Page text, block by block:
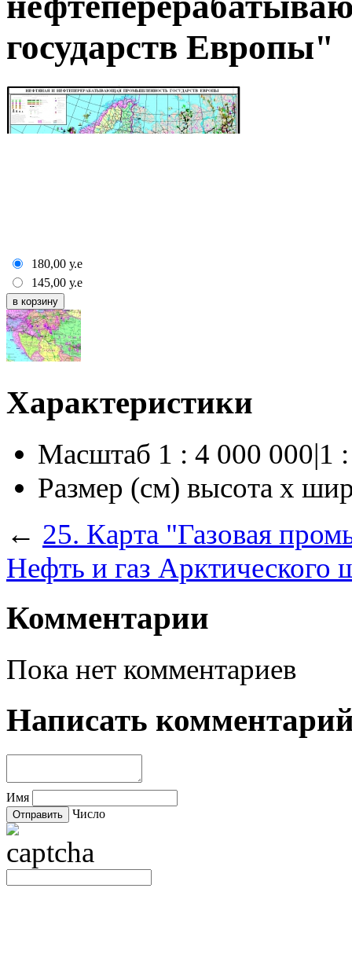
государств Европы"
180,00 у.е
145,00 у.е
Характеристики
Масштаб 1 : 4 000 000|1
Размер (см) высота х
← 25. Карта "Газовая
Нефть и газ Арктического
Комментарии
Пока нет комментариев
Написать
Имя
Число